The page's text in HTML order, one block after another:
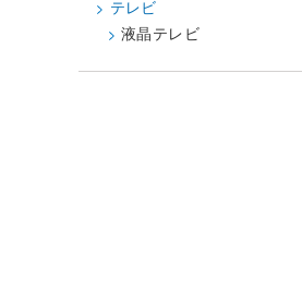
テレビ
液晶テレビ